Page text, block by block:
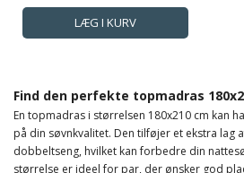
Find den perfekte topmadras
En topmadras i størrelsen 180x210 cm kan
på din søvnkvalitet. Den tilføjer et ekstra lag
dobbeltseng, hvilket kan forbedre din
størrelse er ideel for par, der ønsker god